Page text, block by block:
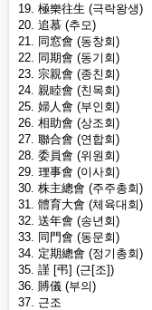
19. 極樂往生 (극락왕생)
20. 追慕 (추모)
21. 同窓會 (동창회)
22. 同期會 (동기회)
23. 宗親會 (종친회)
24. 親睦會 (친목회)
25. 婦人會 (부인회)
26. 相助會 (상조회)
27. 聯合會 (연합회)
28. 委員會 (위원회)
29. 理事會 (이사회)
30. 株主總會 (주주총회)
31. 體育大會 (체육대회)
32. 送年會 (송년회)
33. 同門會 (동문회)
34. 定期總會 (정기총회)
35. 謹 [弔] (근[조])
36. 賻儀 (부의)
37. 근조